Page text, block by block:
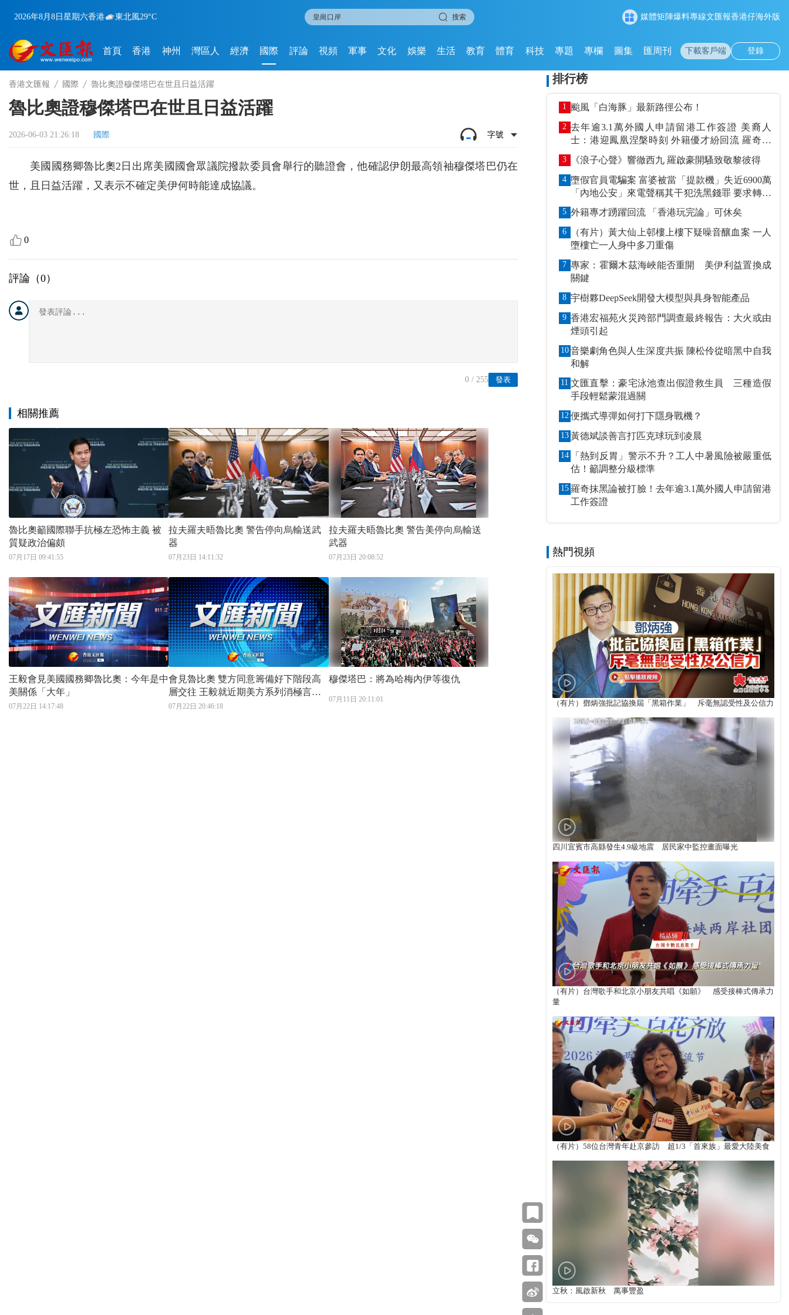
2026年8月8日 星期六香港 東北風29°C 搜索 媒體矩陣爆料專線文匯報香港仔海外版
首頁 香港 神州 灣區人 經濟 國際 評論 視頻 軍事 文化 娛樂 生活 教育 體育 科技 專題 專欄 圖集 匯周刊 下載客戶端 登錄
香港文匯報 國際 魯比奧證穆傑塔巴在世且日益活躍
魯比奧證穆傑塔巴在世且日益活躍
2026-06-03 21:26:18 國際 字號
美國國務卿魯比奧2日出席美國國會眾議院撥款委員會舉行的聽證會，他確認伊朗最高領袖穆傑塔巴仍在
世，且日益活躍，又表示不確定美伊何時能達成協議。
0
評論（0）
發表
0 / 255
相關推薦
魯比奧籲國際聯手抗極左恐怖主義 被
質疑政治偏頗
07月17日 09:41:55
拉夫羅夫晤魯比奧 警告停向烏輸送武
器
07月23日 14:11:32
拉夫羅夫晤魯比奧 警告美停向烏輸送
武器
07月23日 20:08:52
王毅會見美國國務卿魯比奧：今年是中
美關係「大年」
07月22日 14:17:48
會見魯比奧 雙方同意籌備好下階段高
層交往 王毅就近期美方系列消極言行
闡明中方嚴正立場
07月22日 20:46:18
穆傑塔巴：將為哈梅內伊等復仇
07月11日 20:11:01
排行榜
1 颱風「白海豚」最新路徑公布！
2 去年逾3.1萬外國人申請留港工作簽證 美裔人
士：港迎鳳凰涅槃時刻 外籍優才紛回流 羅奇抹
黑論被打臉
3 《浪子心聲》響徹西九 羅啟豪開騷致敬黎彼得
4 墮假官員電騙案 富婆被當「提款機」失近6900萬
「內地公安」來電聲稱其干犯洗黑錢罪 要求轉賬
到指定戶口作「保證金」
5 外籍專才踴躍回流 「香港玩完論」可休矣
6
（有片）黃大仙上邨樓上樓下疑噪音釀血案 一人
墮樓亡一人身中多刀重傷
7 專家：霍爾木茲海峽能否重開 美伊利益置換成
關鍵
8 宇樹夥DeepSeek開發大模型與具身智能產品
9 香港宏福苑火災跨部門調查最終報告：大火或由
煙頭引起
10 音樂劇角色與人生深度共振 陳松伶從暗黑中自我
和解
11 文匯直擊：豪宅泳池查出假證救生員 三種造假
手段輕鬆蒙混過關
12 便攜式導彈如何打下隱身戰機？
13 黃德斌談善言打匹克球玩到凌晨
14
「熱到反胃」警示不升？工人中暑風險被嚴重低
估！籲調整分級標準
15 羅奇抹黑論被打臉！去年逾3.1萬外國人申請留港
工作簽證
熱門視頻
（有片）鄧炳強批記協換屆「黑箱作業」 斥毫無認受性及公信力
四川宜賓市高縣發生4.9級地震 居民家中監控畫面曝光
（有片）台灣歌手和北京小朋友共唱《如願》 感受接棒式傳承力
量
（有片）58位台灣青年赴京參訪 超1/3「首來族」最愛大陸美食
立秋：風啟新秋 萬事豐盈